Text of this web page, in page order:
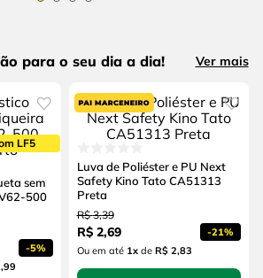
para o seu dia a dia! Ver mais
LF5
sem
500
-5%
Luva de Poliéster e PU Next
Safety Kino Tato CA51313
Preta
R$ 3,39
R$ 2,69 -21%
Ou em até 1xde R$ 2,83